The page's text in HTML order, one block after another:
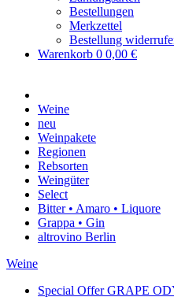
Zahlungsarten
Bestellungen
Merkzettel
Bestellung widerrufen
Weine
neu
Weinpakete
Regionen
Rebsorten
Weingüter
Select
Bitter • Amaro • Liquore
Grappa • Gin